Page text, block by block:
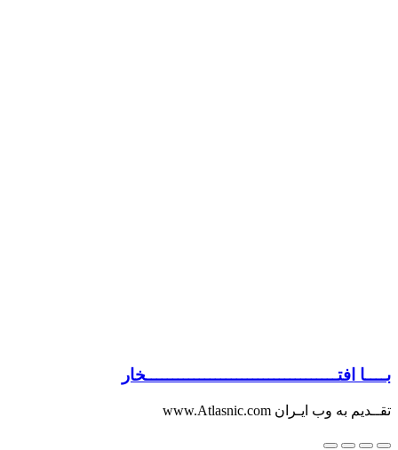
بــــا افتــــــــــــــــــــــــــــــــــــخار
تقــدیم به وب ایـران www.Atlasnic.com